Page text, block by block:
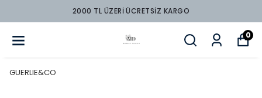
2000 TL ÜZERİ ÜCRETSİZ KARGO
0
GUERLIE&CO